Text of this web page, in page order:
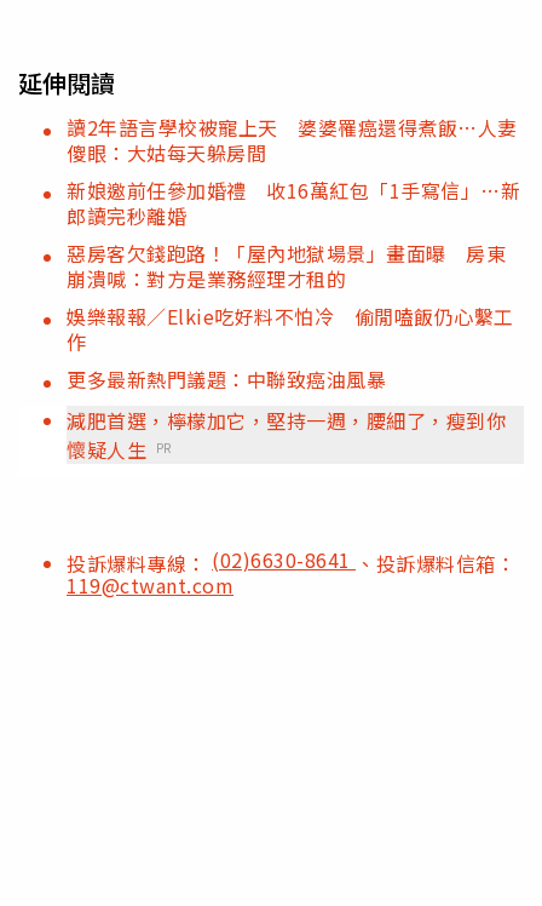
延伸閱讀
讀2年語言學校被寵上天 婆婆罹癌還得煮飯…人妻
傻眼：大姑每天躲房間
新娘邀前任參加婚禮 收16萬紅包「1手寫信」…新
郎讀完秒離婚
惡房客欠錢跑路！「屋內地獄場景」畫面曝 房東
崩潰喊：對方是業務經理才租的
娛樂報報／Elkie吃好料不怕冷 偷閒嗑飯仍心繫工
作
更多最新熱門議題：中聯致癌油風暴
減肥首選，檸檬加它，堅持一週，腰細了，瘦到你
懷疑人生
PR
投訴爆料專線： (02)6630-8641 、投訴爆料信箱：
119@ctwant.com